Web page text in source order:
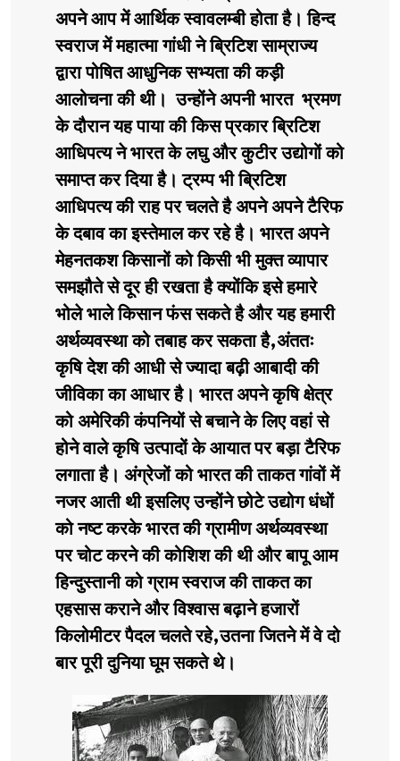
अपने आप में आर्थिक स्वावलम्बी होता है।हिन्द
स्वराज में महात्मा गांधी ने ब्रिटिश साम्राज्य
द्वारा पोषित आधुनिक सभ्यता की कड़ी
आलोचना की थी। उन्होंने अपनी भारत भ्रमण
के दौरान यह पाया की किस प्रकार ब्रिटिश
आधिपत्य ने भारत के लघु और कुटीर उद्योगों को
समाप्त कर दिया है। ट्रम्प भी ब्रिटिश
आधिपत्य की राह पर चलते है अपने अपने टैरिफ
के दबाव का इस्तेमाल कर रहे है। भारत अपने
मेहनतकश किसानों को किसी भी मुक्त व्यापार
समझौते से दूर ही रखता है क्योंकि इसे हमारे
भोले भाले किसान फंस सकते है और यह हमारी
अर्थव्यवस्था को तबाह कर सकता है,अंततः
कृषि देश की आधी से ज्यादा बढ़ी आबादी की
जीविका का आधार है। भारत अपने कृषि क्षेत्र
को अमेरिकी कंपनियों से बचाने के लिए वहां से
होने वाले कृषि उत्पादों के आयात पर बड़ा टैरिफ
लगाता है। अंग्रेजों को भारत की ताकत गांवों में
नजर आती थी इसलिए उन्होंने छोटे उद्योग धंधों
को नष्ट करके भारत की ग्रामीण अर्थव्यवस्था
पर चोट करने की कोशिश की थी और बापू आम
हिन्दुस्तानी को ग्राम स्वराज की ताकत का
एहसास कराने और विश्वास बढ़ाने हजारों
किलोमीटर पैदल चलते रहे,उतना जितने में वे दो
बार पूरी दुनिया घूम सकते थे।